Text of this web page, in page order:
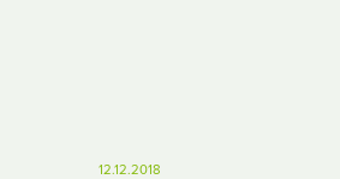
12.12.2018